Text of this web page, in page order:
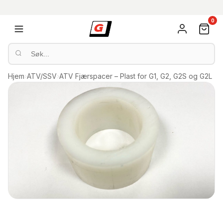
0
Hjem›ATV/SSV›ATV Fjærspacer – Plast for G1, G2, G2S og G2L